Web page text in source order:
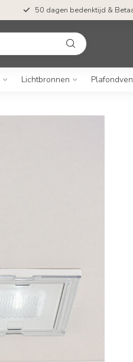
50 dagen bedenktijd &
Lichtbronnen